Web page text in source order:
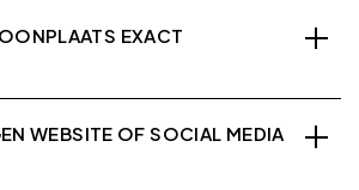
EXACT
WEBSITE OF SOCIAL MEDIA